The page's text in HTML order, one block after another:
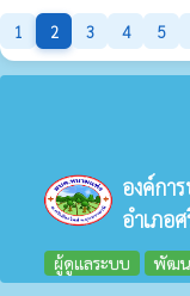
1 2 3 4 5
องค์กา
อำเภอ
ผู้ดูแลระบบ พัฒน